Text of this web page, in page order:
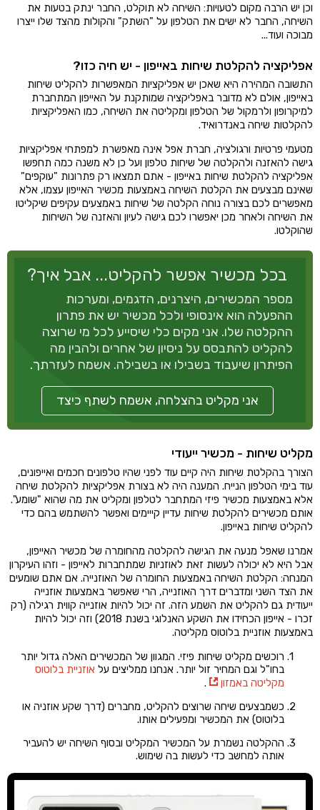
וכן יש הרבה מקום לטעויות: השיחה לא תוקלט, החבר ינתק בטעות את
השיחה, החבר לא ישים את הטלפון על "השתק" והקולות מהצד שלו ייצרו
מבוכה ועוד...
אפליקציה להקלטת שיחות באייפון - יש חיה כזו?
התשובה המהירה היא שאכן יש אפליקציות המאפשרות להקליט שיחות
באייפון, אולם לא מדובר באפליקציה שמותקנת על האייפון המתחברת
למיקרופון ולרמקול של הטלפון ומקליטה את השיחה, כמו האפליקציות
להקלטות שיחה באנדרואיד.
מטעמי פרטיות ורגולציה, חברת אפל אינה מאפשרת למפתחי אפליקציות
גישה להאזנה ולהקלטה של שיחות טלפון ועל כן לא משנה כמה תחפשו
אפליקציה להקלטת שיחות באייפון - אתם תמצאו רק פתרונות "עוקפים"
שאינם מבצעים את הקלטת השיחה באמצעות מכשיר האייפון עצמו, אלא
מאפשרים לכם בצורה נוחה הקלטה של שיחות באמצעים עקיפים שיקליטו
את השיחה ולאחר מכן יאפשרו לכם גישה לעיון והאזנה של השיחות
שהוקלטו.
בכל מכשיר אפשר להקליט... אבל איך?
מספר המכשירים, היצרנים, הדגמים, ומערכות
ההפעלה הוא אינסופי ולכל מכשיר יש את פתרון
ההקלטה שלו. אני מקים כלי שיסייע לכל מי שרוצה
להקליט להתבסס על ניסיון של אחרים ולהבין מה
הפיתרון שיעבוד בשבילו או בשבילה. אשמח לעזרתך.
אני מקליט בהצלחה, אשמח לשתף כיצד
מקליט שיחות - מכשיר ייעודי
הצורך בהקלטת שיחות היה קיים עוד לפני שהיו טלפונים חכמים ואייפונים,
עוד בימי הטלפון הנייח. המענה היה לא בצורת אפליקציות להקלטת שיחה
אלא באמצעות מכשיר פיזי המתחבר לטלפון ומקליט את מה שהוא "שומע".
אותם מכשירים להקלטת שיחות עדיין קייימים ואפשר להשתמש בהם כדי
להקליט שיחות באייפון.
אמרנו שאפל מנעה את הגישה להקלטה מהחומרה של מכשיר האייפון,
אבל היא לא יכולה לעשות זאת לאוזניות שמתחברות לאייפון - וזהו העיקרון
המנחה: הקלטת השיחה באמצעות החומרה של האוזנייה. אם אתם שומעים
את הצד השני ומדברים דרך האוזנייה, הרי שאפשר באמצעות אוזנייה
ייעודית גם להקליט את השמע הזה. זה יכול להיות אוזנייה קווית רגילה (רק
זכרו - אייפון הכחידו את השקע האנלוגי בשנת 2018) וזה יכול להיות
באמצעות אוזניית בלוטוס מקליטה.
רוכשים מקליט שיחות פיזי. המגוון של המכשירים האלה גדול יותר
בחו"ל וגם המחיר זול יותר. אנחנו ממליצים על אוזניית בלוטוס
מקליטה באמזון
.
כשמבצעים שיחה שרוצים להקליט, מחברים (דרך שקע אוזניה או
בלוטוס) את המכשיר ומפעילים אותו.
ההקלטה נשמרת על המכשיר המקליט ובסוף השיחה יש להעביר
אותה למחשב כדי לעשות בה שימוש.